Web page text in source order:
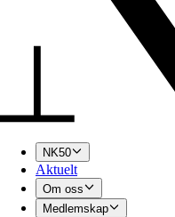
NK50
Aktuelt
Om oss
Medlemskap